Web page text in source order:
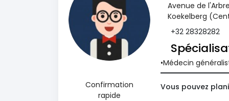
Confirmation
rapide
Avenue de
Koekelberg
+32 28328282
Médecin
Vous pouvez